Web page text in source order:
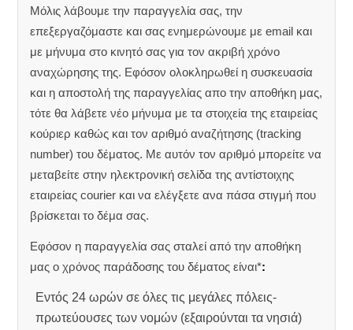
Μόλις λάβουμε την παραγγελία σας, την
επεξεργαζόμαστε και σας ενημερώνουμε με email και
με μήνυμα στο κινητό σας για τον ακριβή χρόνο
αναχώρησης της. Εφόσον ολοκληρωθεί η συσκευασία
και η αποστολή της παραγγελίας απο την αποθήκη μας,
τότε θα λάβετε νέο μήνυμα με τα στοιχεία της εταιρείας
κούριερ καθώς και τον αριθμό αναζήτησης (tracking
number) του δέματος. Με αυτόν τον αριθμό μπορείτε να
μεταβείτε στην ηλεκτρονική σελίδα της αντίστοιχης
εταιρείας courier και να ελέγξετε ανα πάσα στιγμή που
βρίσκεται το δέμα σας.
Εφόσον η παραγγελία σας σταλεί από την αποθήκη
μας ο χρόνος παράδοσης του δέματος είναι*:
Εντός 24 ωρών σε όλες τις μεγάλες πόλεις-
πρωτεύουσες των νομών (εξαιρούνται τα νησιά)